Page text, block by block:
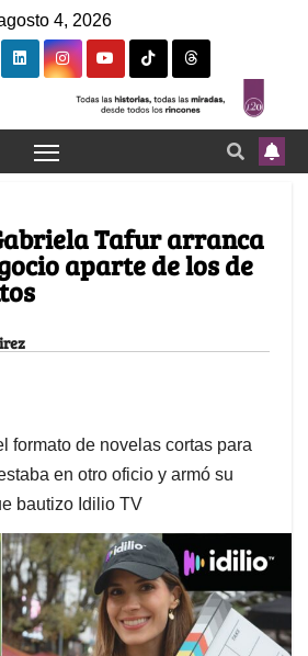
4, 2026
Tafur arranca
aparte de los de
formato de novelas cortas para
en otro oficio y armó su
bautizo Idilio TV